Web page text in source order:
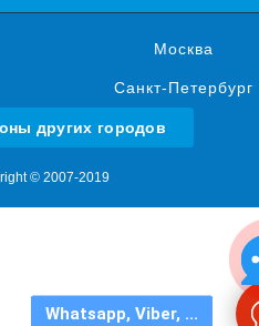
Whatsapp, Viber, ...
Москва
Санкт-Петербург
других городов
© 2007-2019